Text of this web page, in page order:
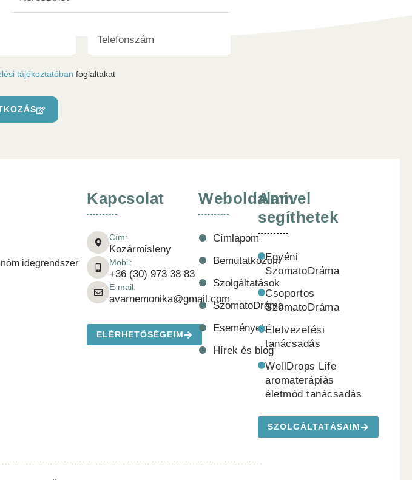
tájékoztatóban foglaltakat
idegrendszer
Kapcsolat
Cím:
Kozármisleny
Mobil:
+36 (30) 973 38 83
E-mail:
avarnemonika@gmail.com
ELÉRHETŐSÉGEIM
Weboldalam
Címlapom
Bemutatkozom
Szolgáltatások
SzomatoDráma
Események
Hírek és blog
Amivel
segíthetek
Egyéni
SzomatoDráma
Csoportos
SzomatoDráma
Életvezetési
tanácsadás
WellDrops Life
aromaterápiás
életmód tanácsadás
SZOLGÁLTATÁSAIM